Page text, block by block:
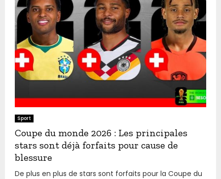
Sport
Coupe du monde 2026 : Les principales
stars sont déjà forfaits pour cause de
blessure
De plus en plus de stars sont forfaits pour la Coupe du